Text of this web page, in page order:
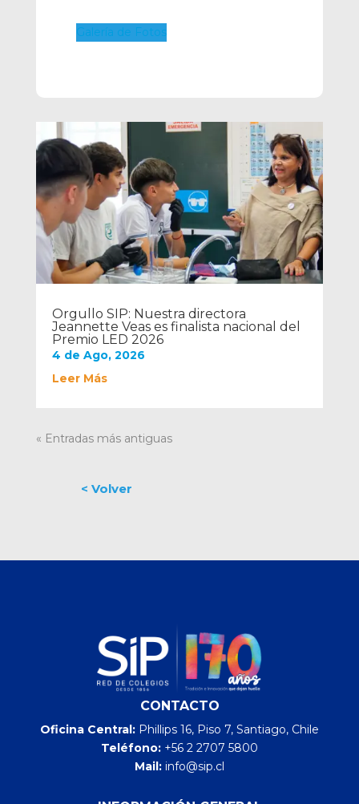
Orgullo SIP: Nuestra directora
Jeannette Veas es finalista nacional del
Premio LED 2026
4 de Ago, 2026
Leer Más
« Entradas más antiguas
Galería de Fotos
CONTACTO
Oficina Central: Phillips 16, Piso 7, Santiago, Chile
Teléfono: +56 2 2707 5800
Mail: info@sip.cl